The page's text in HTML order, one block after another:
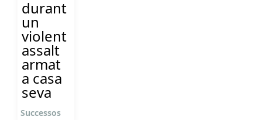
durant
un
violent
assalt
armat
a casa
seva
Successos